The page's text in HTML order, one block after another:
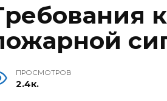
ПРОСМОТРОВ
2.4к.